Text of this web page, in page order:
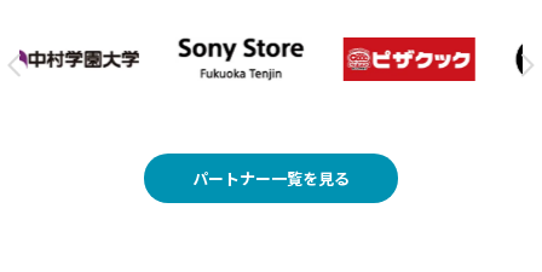
パートナー一覧を見る